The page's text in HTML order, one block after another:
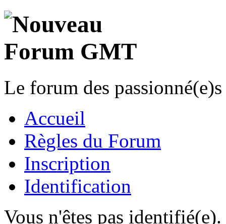
Le forum des
Accueil
Règles du Forum
Inscription
Identification
Vous n'êtes pas identifié(e).